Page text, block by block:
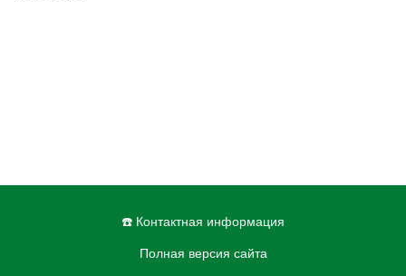
☎️ Контактная информация
Полная версия сайта